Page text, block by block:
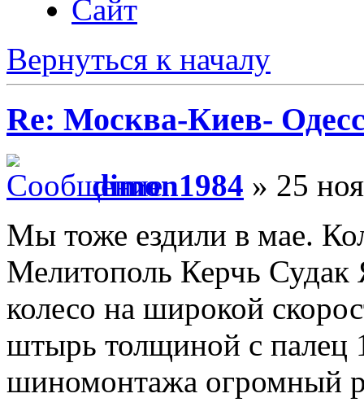
Сайт
Вернуться к началу
Re: Москва-Киев-
dimon1984 » 25
Мы тоже ездили в мае.
Мелитополь Керчь Судак
колесо на широкой
штырь толщиной с палец
шиномонтажа огромный